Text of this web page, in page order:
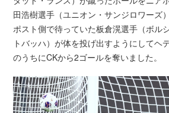
田浩樹選手（ユニオン・サンジロワーズ
ポスト側で待っていた板倉滉選手（ボル
トバッハ）が体を投げ出すようにしてヘ
のうちにCKから2ゴールを奪いました。